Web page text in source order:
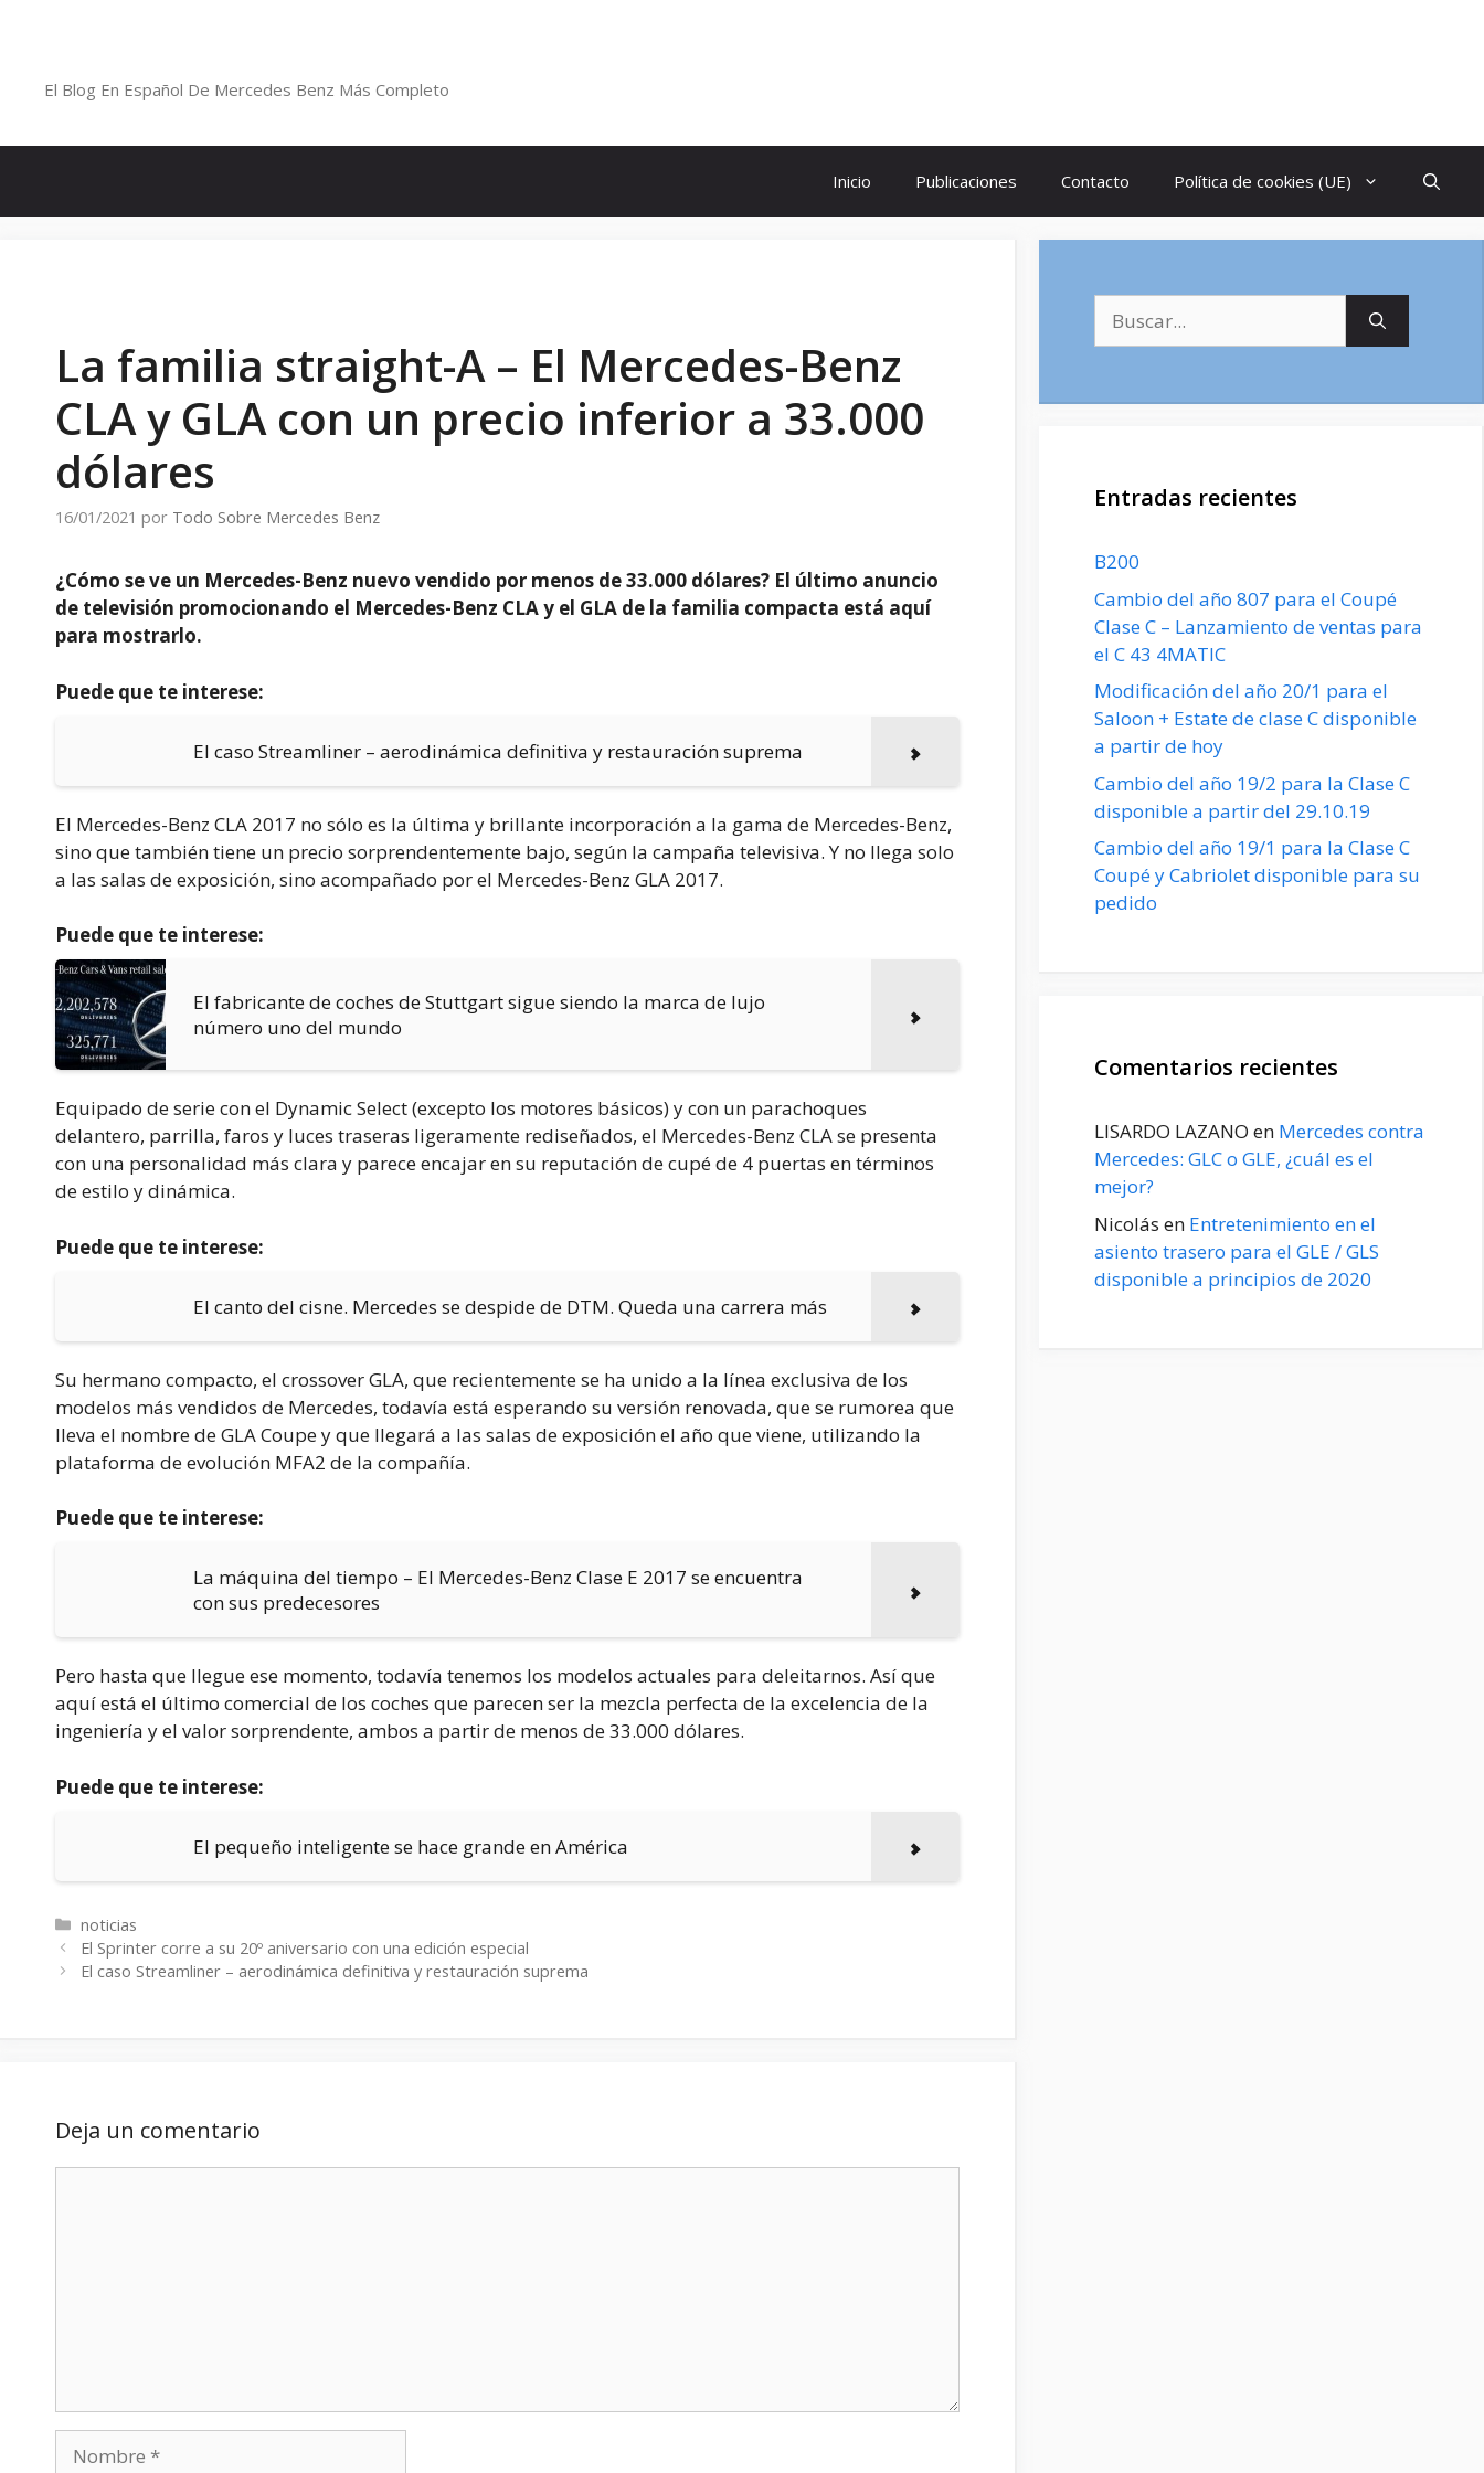
El Blog En Español De Mercedes Benz Más Completo
Inicio Publicaciones Contacto Política de cookies (UE)
La familia straight-A – El Mercedes-Benz
CLA y GLA con un precio inferior a 33.000
dólares
16/01/2021 por Todo Sobre Mercedes Benz
¿Cómo se ve un Mercedes-Benz nuevo vendido por menos de 33.000 dólares? El último anuncio
de televisión promocionando el Mercedes-Benz CLA y el GLA de la familia compacta está aquí
para mostrarlo.
Puede que te interese:
El caso Streamliner – aerodinámica definitiva y restauración suprema
El Mercedes-Benz CLA 2017 no sólo es la última y brillante incorporación a la gama de Mercedes-Benz,
sino que también tiene un precio sorprendentemente bajo, según la campaña televisiva. Y no llega solo
a las salas de exposición, sino acompañado por el Mercedes-Benz GLA 2017.
Puede que te interese:
El fabricante de coches de Stuttgart sigue siendo la marca de lujo
número uno del mundo
Equipado de serie con el Dynamic Select (excepto los motores básicos) y con un parachoques
delantero, parrilla, faros y luces traseras ligeramente rediseñados, el Mercedes-Benz CLA se presenta
con una personalidad más clara y parece encajar en su reputación de cupé de 4 puertas en términos
de estilo y dinámica.
Puede que te interese:
El canto del cisne. Mercedes se despide de DTM. Queda una carrera más
Su hermano compacto, el crossover GLA, que recientemente se ha unido a la línea exclusiva de los
modelos más vendidos de Mercedes, todavía está esperando su versión renovada, que se rumorea que
lleva el nombre de GLA Coupe y que llegará a las salas de exposición el año que viene, utilizando la
plataforma de evolución MFA2 de la compañía.
Puede que te interese:
La máquina del tiempo – El Mercedes-Benz Clase E 2017 se encuentra
con sus predecesores
Pero hasta que llegue ese momento, todavía tenemos los modelos actuales para deleitarnos. Así que
aquí está el último comercial de los coches que parecen ser la mezcla perfecta de la excelencia de la
ingeniería y el valor sorprendente, ambos a partir de menos de 33.000 dólares.
Puede que te interese:
El pequeño inteligente se hace grande en América
Categorías
noticias
El Sprinter corre a su 20º aniversario con una edición especial
El caso Streamliner – aerodinámica definitiva y restauración suprema
Deja un comentario
Entradas recientes
B200
Cambio del año 807 para el Coupé
Clase C – Lanzamiento de ventas para
el C 43 4MATIC
Modificación del año 20/1 para el
Saloon + Estate de clase C disponible
a partir de hoy
Cambio del año 19/2 para la Clase C
disponible a partir del 29.10.19
Cambio del año 19/1 para la Clase C
Coupé y Cabriolet disponible para su
pedido
Comentarios recientes
LISARDO LAZANO en Mercedes contra
Mercedes: GLC o GLE, ¿cuál es el
mejor?
Nicolás en Entretenimiento en el
asiento trasero para el GLE / GLS
disponible a principios de 2020